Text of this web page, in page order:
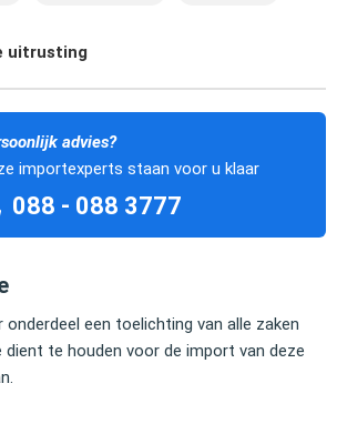
uitrusting
advies?
importexperts staan voor u klaar
088 - 088 3777
een toelichting van alle zaken
dient te houden voor de import van deze